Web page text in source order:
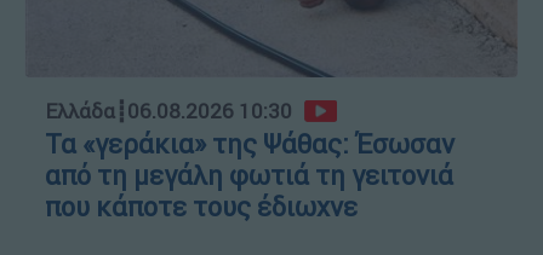
Ελλάδα┋06.08.2026 10:30
Τα «γεράκια» της Ψάθας: Έσωσαν
από τη μεγάλη φωτιά τη γειτονιά
που κάποτε τους έδιωχνε